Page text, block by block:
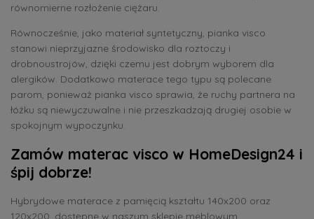
równomierne rozłożenie ciężaru.
Równocześnie, jako materiał syntetyczny, pianka visco
stanowi nieprzyjazne środowisko dla roztoczy i
drobnoustrojów, dzięki czemu jest dobrym wyborem dla
alergików. Dodatkowo materace tego typu są polecane
parom, ponieważ pianka visco sprawia, że ruchy partnera na
łóżku są niewyczuwalne i nie przeszkadzają drugiej osobie w
spokojnym wypoczynku.
Zamów materac visco w HomeDesign24 i
śpij dobrze!
Hybrydowe materace z pamięcią kształtu 140x200 oraz